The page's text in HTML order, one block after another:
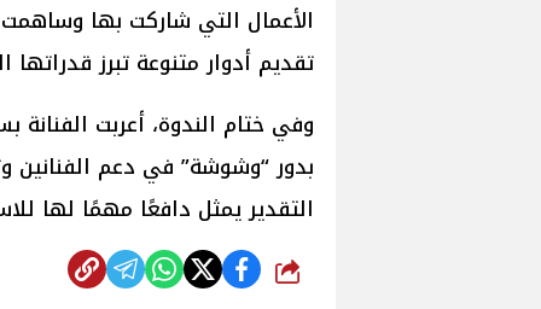
الأعمال التي شاركت بها
تقديم أدوار متنوعة تبرز قدراتها
وفي ختام الندوة، أعربت
بدور “وشوشة” في دعم الفنانين
التقدير يمثل دافعًا مهمًا لها
شارك